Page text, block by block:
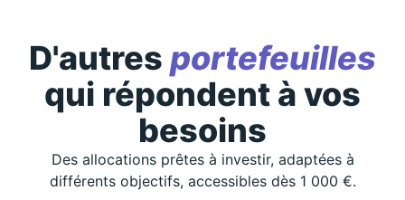
D'autres portefeuilles
qui répondent à vos
besoins
Des allocations prêtes à investir, adaptées à
différents objectifs, accessibles dès 1 000 €.